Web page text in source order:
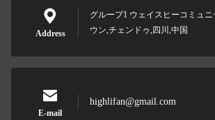
Address
グループ1 ウェイスヒーコミュ
ウン,チェンドゥ,四川,中国
E-mail
highlifan@gmail.com